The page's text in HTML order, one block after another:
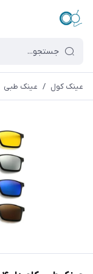
عینک کول / عینک طبی